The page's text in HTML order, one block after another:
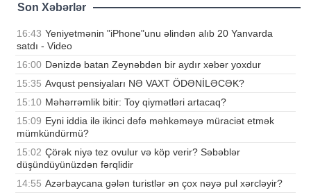
Son Xəbərlər
16:43 Yeniyetmənin "iPhone"unu əlindən alıb 20 Yanvarda
satdı - Video
16:00 Dənizdə batan Zeynəbdən bir aydır xəbər yoxdur
15:35 Avqust pensiyaları NƏ VAXT ÖDƏNİLƏCƏK?
15:10 Məhərrəmlik bitir: Toy qiymətləri artacaq?
15:09 Eyni iddia ilə ikinci dəfə məhkəməyə müraciət etmək
mümkündürmü?
15:02 Çörək niyə tez ovulur və köp verir? Səbəblər
düşündüyünüzdən fərqlidir
14:55 Azərbaycana gələn turistlər ən çox nəyə pul xərcləyir?